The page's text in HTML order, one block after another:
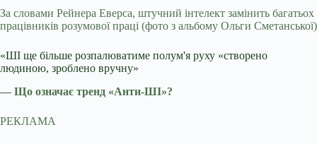
За словами Рейнера Еверса, штучний інтелект замінить багатьох
працівників розумової праці (фото з альбому Ольги Сметанської)
«ШІ ще більше розпалюватиме полум'я руху «створено
людиною, зроблено вручну»
— Що означає тренд «Анти-ШІ»?
РЕКЛАМА